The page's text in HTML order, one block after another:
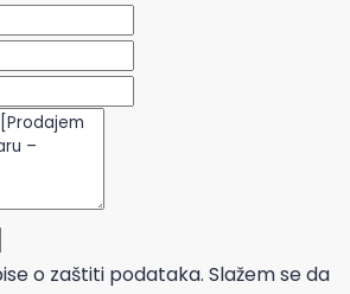
o zaštiti podataka. Slažem se da